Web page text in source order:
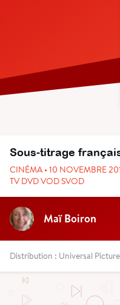
Sous-titrage
CINÉMA • 10 NOVEMBRE
TV DVD VOD SVOD
Maï Boiron
Distribution : Universal